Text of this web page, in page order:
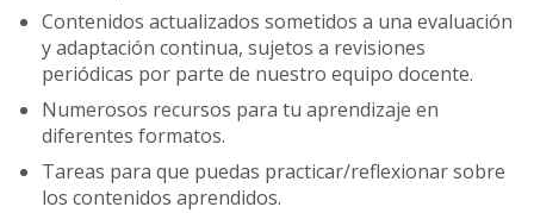
Contenidos actualizados sometidos a una evaluación
y adaptación continua, sujetos a revisiones
periódicas por parte de nuestro equipo docente.
Numerosos recursos para tu aprendizaje en
diferentes formatos.
Tareas para que puedas practicar/reflexionar sobre
los contenidos aprendidos.